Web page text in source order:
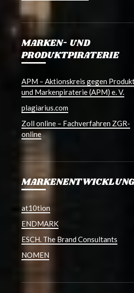
MARKEN- UND
PRODUKTPIRATERIE
APM – Aktionskreis gegen
und Markenpiraterie (APM) e. V.
plagiarius.com
Zoll online – Fachverfahren ZGR-
online
MARKENENTWICKLUNG
at10tion
ENDMARK
ESCH. The Brand Consultants
NOMEN